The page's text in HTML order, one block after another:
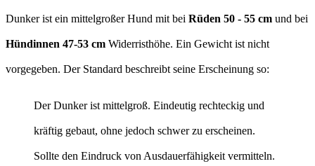
Dunker ist ein mittelgroßer Hund mit bei Rüden 50 - 55 cm und bei
Hündinnen 47-53 cm Widerristhöhe. Ein Gewicht ist nicht
vorgegeben. Der Standard beschreibt seine Erscheinung so:
Der Dunker ist mittelgroß. Eindeutig rechteckig und
kräftig gebaut, ohne jedoch schwer zu erscheinen.
Sollte den Eindruck von Ausdauerfähigkeit vermitteln.